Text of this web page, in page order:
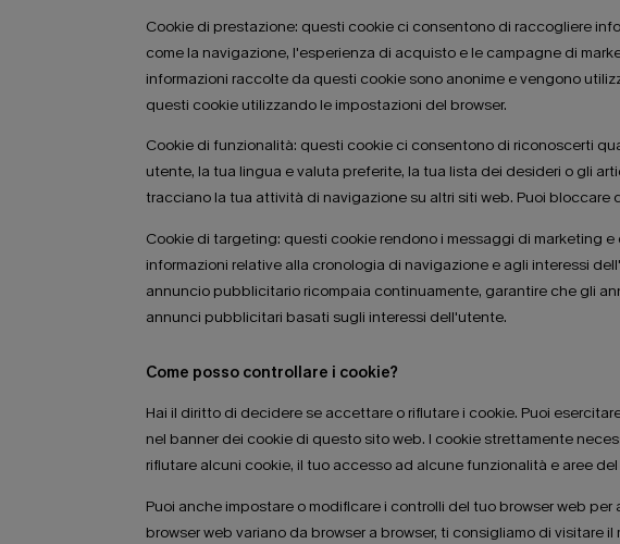
Cookie di prestazione: questi cookie ci consentono di raccogliere
come la navigazione, l'esperienza di acquisto e le campagne di
informazioni raccolte da questi cookie sono anonime e vengono
questi cookie utilizzando le impostazioni del browser.
Cookie di funzionalità: questi cookie ci consentono di riconoscerti
utente, la tua lingua e valuta preferite, la tua lista dei desideri o gli
tracciano la tua attività di navigazione su altri siti web. Puoi
Cookie di targeting: questi cookie rendono i messaggi di marketing
informazioni relative alla cronologia di navigazione e agli interessi
annuncio pubblicitario ricompaia continuamente, garantire che gli
annunci pubblicitari basati sugli interessi dell'utente.
Come posso controllare i cookie?
Hai il diritto di decidere se accettare o rifiutare i cookie. Puoi
nel banner dei cookie di questo sito web. I cookie strettamente
rifiutare alcuni cookie, il tuo accesso ad alcune funzionalità e aree
Puoi anche impostare o modificare i controlli del tuo browser web
browser web variano da browser a browser, ti consigliamo di visitare